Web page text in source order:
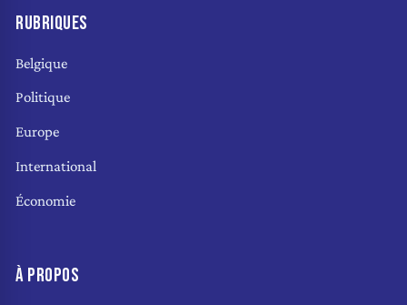
RUBRIQUES
Belgique
Politique
Europe
International
Économie
À PROPOS